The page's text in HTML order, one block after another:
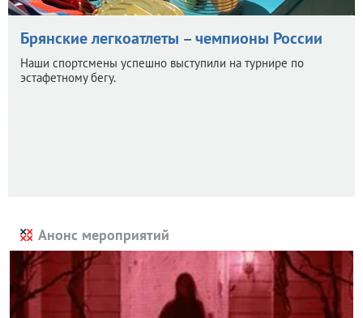
Брянские легкоатлеты – чемпионы России
Наши спортсмены успешно выступили на турнире по
эстафетному бегу.
Анонс мероприятий